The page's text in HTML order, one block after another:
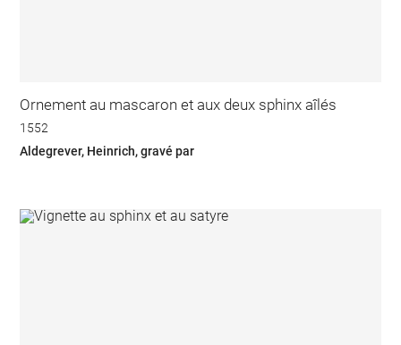
Ornement au mascaron et aux deux sphinx aîlés
1552
Aldegrever, Heinrich, gravé par